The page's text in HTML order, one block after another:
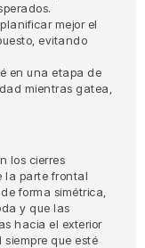
mejor el
evitando
en una etapa de
mientras gatea,
los cierres
la parte frontal
forma simétrica,
y que las
hacia el exterior
que esté